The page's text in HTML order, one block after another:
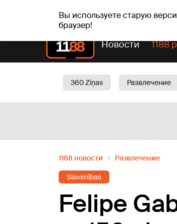
Вы используете старую
браузер!
чт, 06.08.2026. +21°C Alfrēds,
Новости 1188
360 Ziņas Развлечение
1188 новости Развлечение
Slavenības
Felipe